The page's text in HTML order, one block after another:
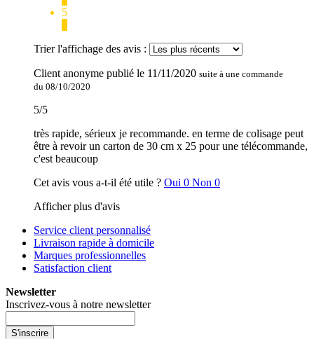
5
Trier l'affichage des avis :
Client anonyme publié le 11/11/2020 suite à une commande
du 08/10/2020
5/5
très rapide, sérieux je recommande. en terme de colisage peut
être à revoir un carton de 30 cm x 25 pour une télécommande,
c'est beaucoup
Cet avis vous a-t-il été utile ? Oui 0 Non 0
Afficher plus d'avis
Service client personnalisé
Livraison rapide à domicile
Marques professionnelles
Satisfaction client
Newsletter
Inscrivez-vous à notre newsletter
S'inscrire